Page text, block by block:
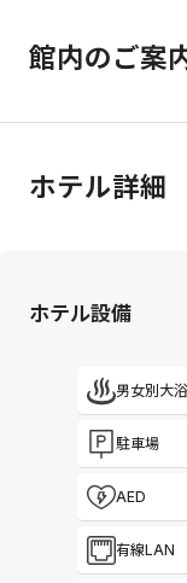
館内のご案
ホテル詳細
ホテル設備
男女別大
駐車場
AED
有線LAN